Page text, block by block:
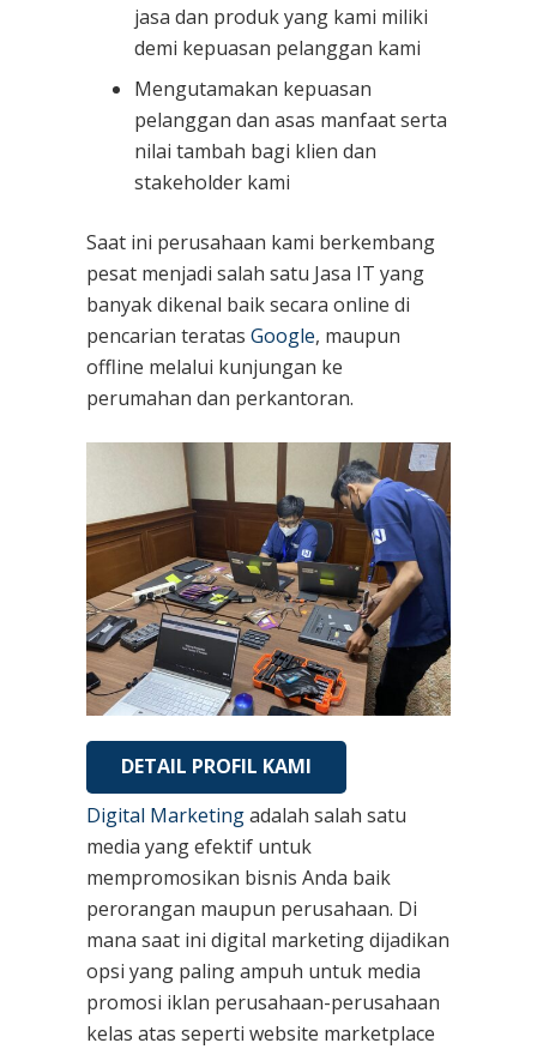
jasa dan produk yang kami miliki
demi kepuasan pelanggan kami
Mengutamakan kepuasan
pelanggan dan asas manfaat serta
nilai tambah bagi klien dan
stakeholder kami
Saat ini perusahaan kami berkembang
pesat menjadi salah satu Jasa IT yang
banyak dikenal baik secara online di
pencarian teratas Google, maupun
offline melalui kunjungan ke
perumahan dan perkantoran.
DETAIL PROFIL KAMI
Digital Marketingadalah salah satu
media yang efektif untuk
mempromosikan bisnis Anda baik
perorangan maupun perusahaan. Di
mana saat ini digital marketing dijadikan
opsi yang paling ampuh untuk media
promosi iklan perusahaan-perusahaan
kelas atas seperti website marketplace